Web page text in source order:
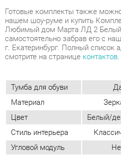
Тумба для обуви Да
Материал
Цвет
Белый/
Угловой модуль
Нет
Шкаф для одежды
Да
ОТЗЫВЫ
Пока нет отзывов, поделитесь